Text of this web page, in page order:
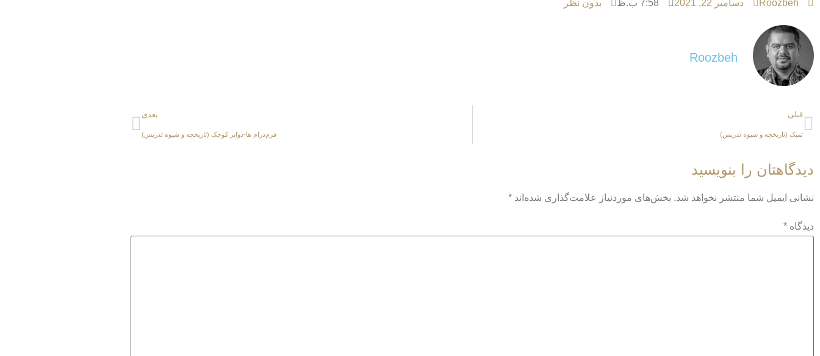
Roozbeh دسامبر 22, 2021 7:58 ب.ظ بدون نظر
Roozbeh
قبلی
تمبک (تاریخچه و شیوه تدریس)
بعدی
فرم‌درام‌ ها-دوایر کوچک (تاریخچه و شیوه تدریس)
دیدگاهتان را بنویسید
نشانی ایمیل شما منتشر نخواهد شد. بخش‌های موردنیاز علامت‌گذاری شده‌اند *
دیدگاه *